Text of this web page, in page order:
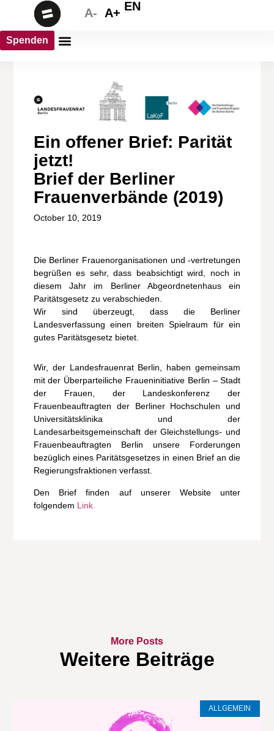
A- A+ EN
Spenden
Ein offener Brief: Parität
jetzt!
Brief der Berliner
Frauenverbände (2019)
October 10, 2019
Die Berliner Frauenorganisationen und -vertretungen
begrüßen es sehr, dass beabsichtigt wird, noch in
diesem Jahr im Berliner Abgeordnetenhaus ein
Paritätsgesetzzu verabschieden.
Wir sind überzeugt, dass die Berliner
Landesverfassung einen breiten Spielraum für ein
gutes Paritätsgesetz bietet.
Wir, der Landesfrauenrat Berlin, haben gemeinsam
mit der Überparteiliche Fraueninitiative Berlin – Stadt
derFrauen, derLandeskonferenz der
Frauenbeauftragten der Berliner Hochschulen und
Universitätsklinikaund der
Landesarbeitsgemeinschaft der Gleichstellungs- und
Frauenbeauftragten Berlinunsere Forderungen
bezüglich eines Paritätsgesetzes in einen Brief an die
Regierungsfraktionen verfasst.
Den Brief finden auf unserer Website unter
folgendem Link.
More Posts
Weitere Beiträge
ALLGEMEIN